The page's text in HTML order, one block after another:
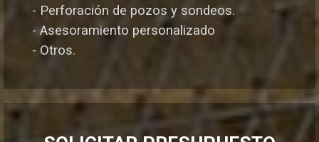
- Perforación de pozos y sondeos.
- Asesoramiento personalizado
- Otros.